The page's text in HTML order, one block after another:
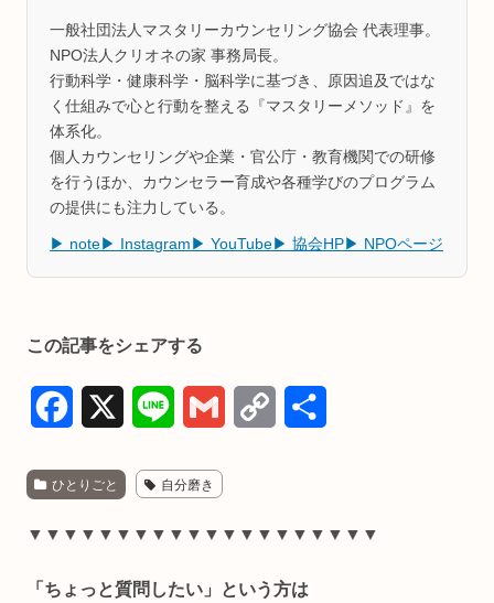
一般社団法人マスタリーカウンセリング協会 代表理事。
NPO法人クリオネの家 事務局長。
行動科学・健康科学・脳科学に基づき、原因追及ではな
く仕組みで心と行動を整える『マスタリーメソッド』を
体系化。
個人カウンセリングや企業・官公庁・教育機関での研修
を行うほか、カウンセラー育成や各種学びのプログラム
の提供にも注力している。
▶ note ▶ Instagram ▶ YouTube ▶ 協会HP ▶ NPOページ
この記事をシェアする
c
e
n
e i y
ひとりごと 自分磨き
▼▼▼▼▼▼▼▼▼▼▼▼▼▼▼▼▼▼▼▼
「ちょっと質問したい」という方は